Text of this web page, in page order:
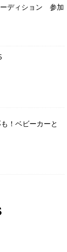
ーディション 参加
！ベビーカーと